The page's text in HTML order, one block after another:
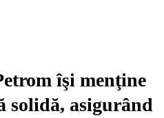
îşi menţine
solidă, asigurând